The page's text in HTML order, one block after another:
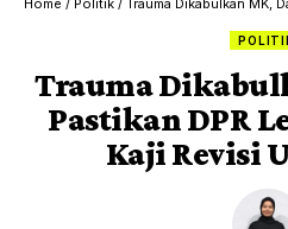
Home / Politik / Trauma Dikabulkan MK, Dasco
Trauma
Pastikan DPR
Kaji Revisi